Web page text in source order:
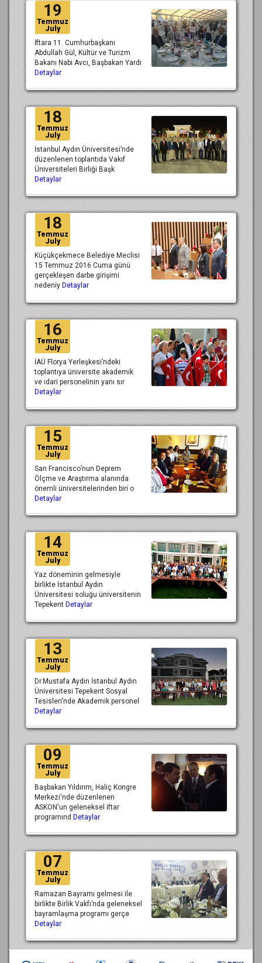
19
Temmuz
July
İftara 11. Cumhurbaşkanı
Abdullah Gül, Kültür ve Turizm
Bakanı Nabi Avcı, Başbakan Yardı
Detaylar
18
Temmuz
July
İstanbul Aydın Üniversitesi’nde
düzenlenen toplantıda Vakıf
Üniversiteleri Birliği Başk
Detaylar
18
Temmuz
July
Küçükçekmece Belediye Meclisi
15 Temmuz 2016 Cuma günü
gerçekleşen darbe girişimi
nedeniy Detaylar
16
Temmuz
July
İAÜ Florya Yerleşkesi’ndeki
toplantıya üniversite akademik
ve idari personelinin yanı sır
Detaylar
15
Temmuz
July
San Francisco’nun Deprem
Ölçme ve Araştırma alanında
önemli üniversitelerinden biri o
Detaylar
14
Temmuz
July
Yaz döneminin gelmesiyle
birlikte İstanbul Aydın
Üniversitesi soluğu üniversitenin
Tepekent Detaylar
13
Temmuz
July
Dr.Mustafa Aydın İstanbul Aydın
Üniversitesi Tepekent Sosyal
Tesisleri’nde Akademik personel
Detaylar
09
Temmuz
July
Başbakan Yıldırım, Haliç Kongre
Merkezi'nde düzenlenen
ASKON'un geleneksel iftar
programınd Detaylar
07
Temmuz
July
Ramazan Bayramı gelmesi ile
birlikte Birlik Vakfı’nda geleneksel
bayramlaşma programı gerçe
Detaylar